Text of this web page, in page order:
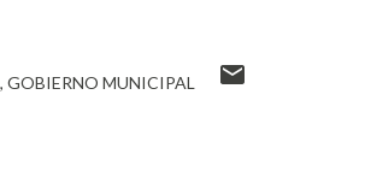
GOBIERNO MUNICIPAL